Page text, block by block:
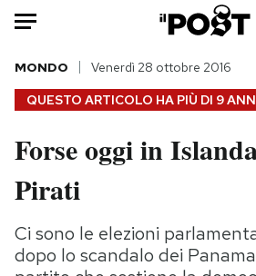
Auto
HOME
Italia
Politica
Tecnologia
Internet
Moda
Ok
QUESTO ARTICOLO HA PIÙ DI 9
MONDO Venerdì 28 ottobre 2016
Forse oggi in
Pirati
Ci sono le elezioni
dopo lo scandalo dei